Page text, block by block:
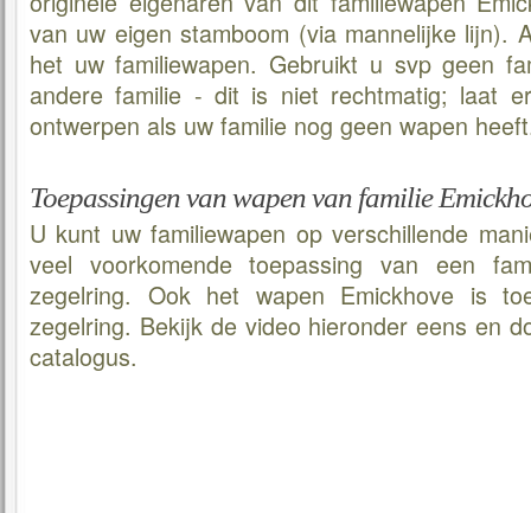
van uw eigen stamboom (via mannelijke lijn).
het uw familiewapen. Gebruikt u svp geen
andere familie - dit is niet rechtmatig; laat
ontwerpen als uw familie nog geen wapen
Toepassingen van wapen van familie
U kunt uw familiewapen op verschillende
veel voorkomende toepassing van een
zegelring. Ook het wapen Emickhove is
zegelring. Bekijk de video hieronder eens en
catalogus.